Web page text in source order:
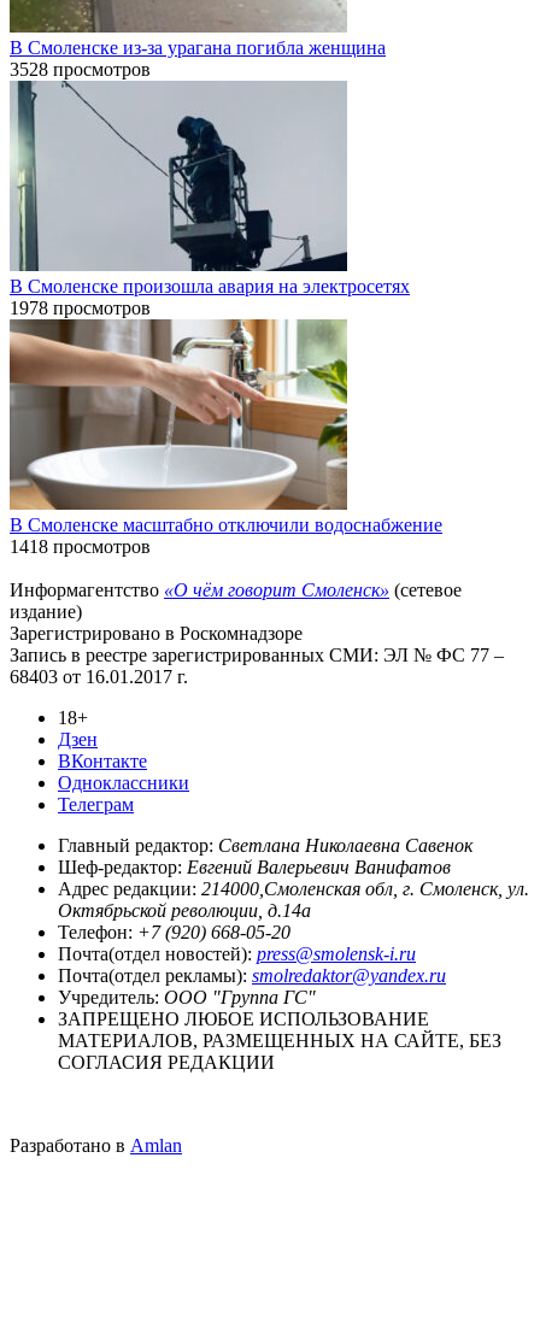
В Смоленске из-за урагана погибла женщина
3528 просмотров
В Смоленске произошла авария на электросетях
1978 просмотров
В Смоленске масштабно отключили водоснабжение
1418 просмотров
Информагентство «О чём говорит Смоленск» (сетевое
издание)
Зарегистрировано в Роскомнадзоре
Запись в реестре зарегистрированных СМИ: ЭЛ № ФС 77 –
68403 от 16.01.2017 г.
18+
Дзен
ВКонтакте
Одноклассники
Телеграм
Главный редактор: Светлана Николаевна Савенок
Шеф-редактор: Евгений Валерьевич Ванифатов
Адрес редакции: 214000,Смоленская обл, г. Смоленск, ул.
Октябрьской революции, д.14а
Телефон: +7 (920) 668-05-20
Почта(отдел новостей): press@smolensk-i.ru
Почта(отдел рекламы): smolredaktor@yandex.ru
Учредитель: ООО "Группа ГС"
ЗАПРЕЩЕНО ЛЮБОЕ ИСПОЛЬЗОВАНИЕ
МАТЕРИАЛОВ, РАЗМЕЩЕННЫХ НА САЙТЕ, БЕЗ
СОГЛАСИЯ РЕДАКЦИИ
Разработано в Amlan